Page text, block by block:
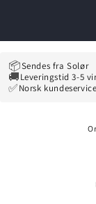
📦Sendes fra Solør
🚚Leveringstid 3-5
✅Norsk kundeservice